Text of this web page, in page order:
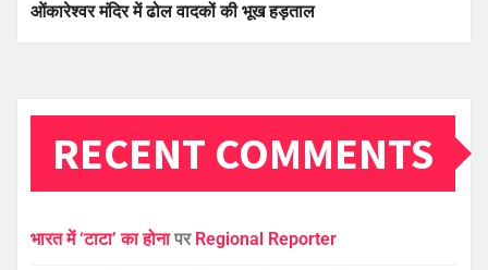
ओंकारेश्वर मंदिर में ढोल वादकों की भूख हड़ताल
RECENT COMMENTS
भारत में ‘टाटा’ का होनापर Regional Reporter